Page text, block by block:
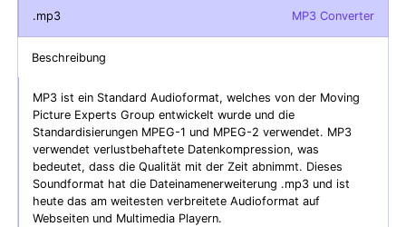
.mp3 MP3 Converter
Beschreibung
MP3 ist ein Standard Audioformat, welches von der Moving
Picture Experts Group entwickelt wurde und die
Standardisierungen MPEG-1 und MPEG-2 verwendet. MP3
verwendet verlustbehaftete Datenkompression, was
bedeutet, dass die Qualität mit der Zeit abnimmt. Dieses
Soundformat hat die Dateinamenerweiterung .mp3 und ist
heute das am weitesten verbreitete Audioformat auf
Webseiten und Multimedia Playern.